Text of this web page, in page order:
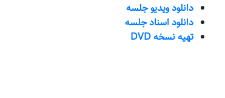
دانلود ویدیو جلسه
دانلود اسناد جلسه
تهیه نسخه DVD